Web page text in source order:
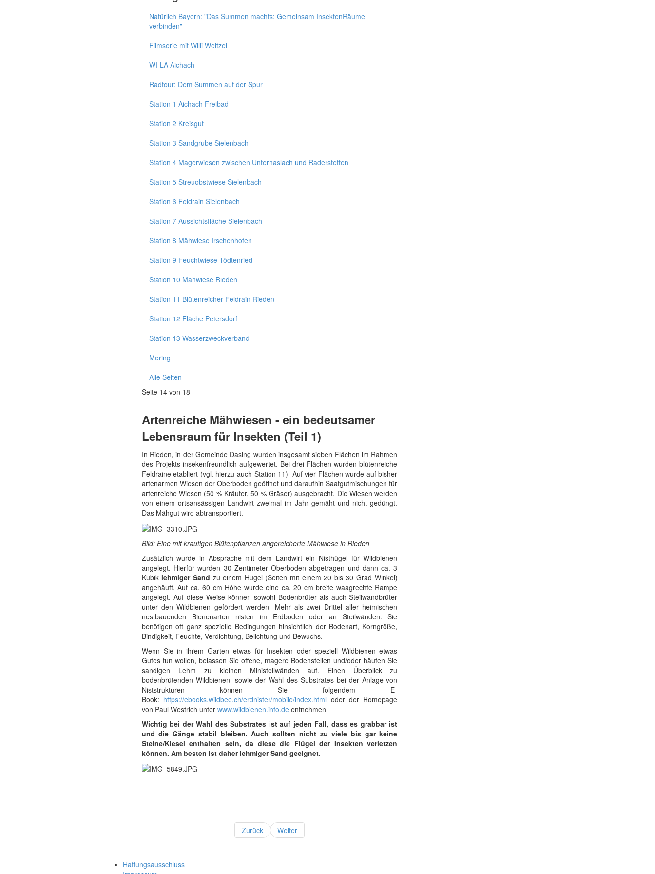
Natürlich Bayern: "Das Summen machts: Gemeinsam InsektenRäume
verbinden"
Filmserie mit Willi Weitzel
WI-LA Aichach
Radtour: Dem Summen auf der Spur
Station 1 Aichach Freibad
Station 2 Kreisgut
Station 3 Sandgrube Sielenbach
Station 4 Magerwiesen zwischen Unterhaslach und Raderstetten
Station 5 Streuobstwiese Sielenbach
Station 6 Feldrain Sielenbach
Station 7 Aussichtsfläche Sielenbach
Station 8 Mähwiese Irschenhofen
Station 9 Feuchtwiese Tödtenried
Station 10 Mähwiese Rieden
Station 11 Blütenreicher Feldrain Rieden
Station 12 Fläche Petersdorf
Station 13 Wasserzweckverband
Mering
Alle Seiten
Seite 14 von 18
Artenreiche Mähwiesen - ein bedeutsamer
Lebensraum für Insekten (Teil 1)
In Rieden, in der Gemeinde Dasing wurden insgesamt sieben Flächen im Rahmen
des Projekts insekenfreundlich aufgewertet. Bei drei Flächen wurden blütenreiche
Feldraine etabliert (vgl. hierzu auch Station 11). Auf vier Flächen wurde auf bisher
artenarmen Wiesen der Oberboden geöffnet und daraufhin Saatgutmischungen für
artenreiche Wiesen (50 % Kräuter, 50 % Gräser) ausgebracht. Die Wiesen werden
von einem ortsansässigen Landwirt zweimal im Jahr gemäht und nicht gedüngt.
Das Mähgut wird abtransportiert.
Bild: Eine mit krautigen Blütenpflanzen angereicherte Mähwiese in Rieden
Zusätzlich wurde in Absprache mit dem Landwirt ein Nisthügel für Wildbienen
angelegt. Hierfür wurden 30 Zentimeter Oberboden abgetragen und dann ca. 3
Kubik lehmiger Sand zu einem Hügel (Seiten mit einem 20 bis 30 Grad Winkel)
angehäuft. Auf ca. 60 cm Höhe wurde eine ca. 20 cm breite waagrechte Rampe
angelegt. Auf diese Weise können sowohl Bodenbrüter als auch Steilwandbrüter
unter den Wildbienen gefördert werden. Mehr als zwei Drittel aller heimischen
nestbauenden Bienenarten nisten im Erdboden oder an Steilwänden. Sie
benötigen oft ganz spezielle Bedingungen hinsichtlich der Bodenart, Korngröße,
Bindigkeit, Feuchte, Verdichtung, Belichtung und Bewuchs.
Wenn Sie in ihrem Garten etwas für Insekten oder speziell Wildbienen etwas
Gutes tun wollen, belassen Sie offene, magere Bodenstellen und/oder häufen Sie
sandigen Lehm zu kleinen Ministeilwänden auf. Einen Überblick zu
bodenbrütenden Wildbienen, sowie der Wahl des Substrates bei der Anlage von
Niststrukturen können Sie folgendem E-
Book: https://ebooks.wildbee.ch/erdnister/mobile/index.html oder der Homepage
von Paul Westrich unter www.wildbienen.info.deentnehmen.
Wichtig bei der Wahl des Substrates ist auf jeden Fall, dass es grabbar ist
und die Gänge stabil bleiben. Auch sollten nicht zu viele bis gar keine
Steine/Kiesel enthalten sein, da diese die Flügel der Insekten verletzen
können. Am besten ist daher lehmiger Sand geeignet.
Zurück Weiter
Haftungsausschluss